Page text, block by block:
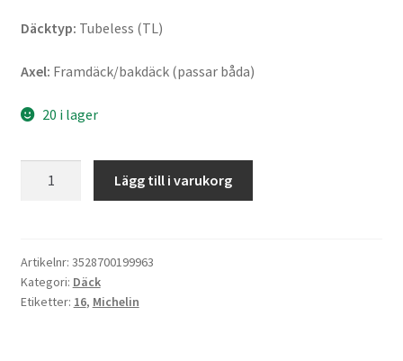
Däcktyp: Tubeless (TL)
Axel: Framdäck/bakdäck (passar båda)
20 i lager
(M+S)
100/80
-
Lägg till i varukorg
Artikelnr: 3528700199963
Kategori: Däck
Etiketter: 16, Michelin